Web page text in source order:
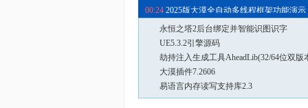
00:24 2025版大漠全自动多线程框架功能演示
永恒之塔2后台绑定并智能识图识字
UE5.3.2引擎源码
劫持注入生成工具AheadLib(32/64位双版
大漠插件7.2606
易语言内存读写支持库2.3